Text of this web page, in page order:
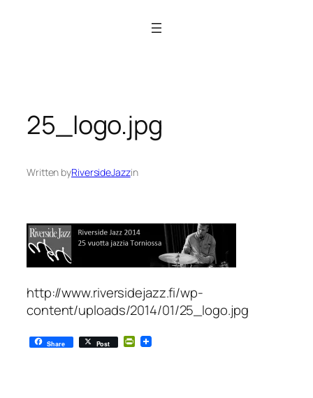
25_logo.jpg
Written byRiversideJazzin
http://www.riversidejazz.fi/wp-
content/uploads/2014/01/25_logo.jpg
Share Post PrintFriendly